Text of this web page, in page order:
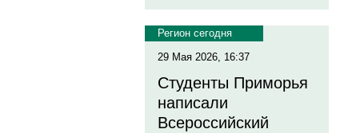
Регион сегодня
29 Мая 2026, 16:37
Студенты Приморья
написали
Всероссийский